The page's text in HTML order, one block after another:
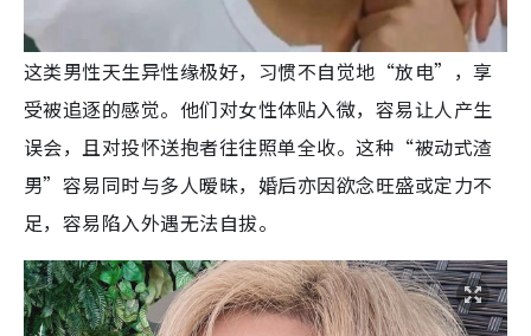
这类男性天生异性缘极好，习惯不自觉地“放电”，享
受被追逐的感觉。他们对女性体贴入微，容易让人产生
误会，且对投怀送抱者往往照单全收。这种“被动式渣
男”容易同时与多人暧昧，婚后亦因欲念旺盛或定力不
足，容易陷入外遇无法自拔。